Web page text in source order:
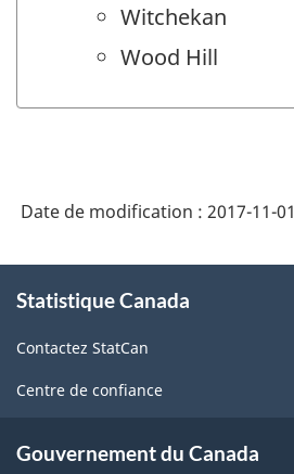
Witchekan
Wood Hill
Date de modification : 2017-11-01
propos
ce
site
Statistique Canada
Contactez StatCan
Centre de confiance
Gouvernement du Canada